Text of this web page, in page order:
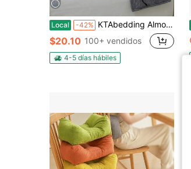
Local -42% KTAbedding Almohada cuña para cama - Rellena el espacio entre el cabecero y el colchón 0-7" para dormir, almohada de respaldo
$20.10 100+ vendidos
4-5 días hábiles